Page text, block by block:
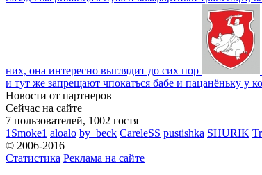
них, она интересно выглядит до сих пор
и тут же запрещают чпокаться бабе и пацанёньку у
Новости от партнеров
Сейчас на сайте
7 пользователей, 1002 гостя
1Smoke1 aloalo by_beck CareleSS pustishka SHURIK
© 2006-2016
Статистика Реклама на сайте